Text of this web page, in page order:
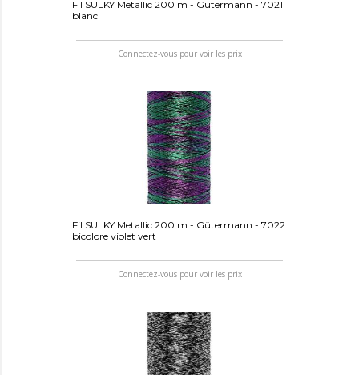
Fil SULKY Metallic 200 m - Gütermann - 7021
blanc
Connectez-vous pour voir les prix
Fil SULKY Metallic 200 m - Gütermann - 7022
bicolore violet vert
Connectez-vous pour voir les prix